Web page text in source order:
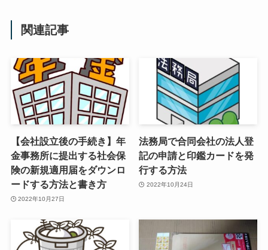
関連記事
【会社設立後の手続き】年
金事務所に提出する社会保
険の新規適用届をダウンロ
ードする方法と書き方
2022年10月27日
法務局で合同会社の法人登
記の申請と印鑑カードを発
行する方法
2022年10月24日